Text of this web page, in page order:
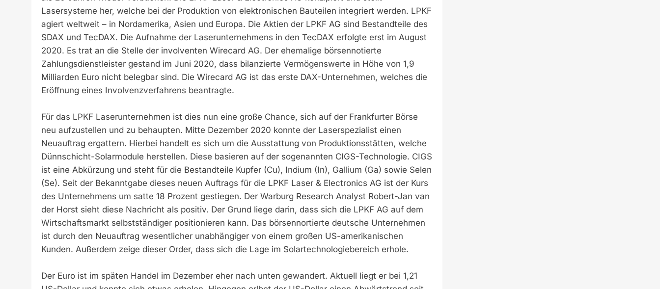
Lasersysteme her, welche bei der Produktion von elektronischen Bauteilen integriert werden. LPKF
agiert weltweit – in Nordamerika, Asien und Europa. Die Aktien der LPKF AG sind Bestandteile des
SDAX und TecDAX. Die Aufnahme der Laserunternehmens in den TecDAX erfolgte erst im August
2020. Es trat an die Stelle der involventen Wirecard AG. Der ehemalige börsennotierte
Zahlungsdienstleister gestand im Juni 2020, dass bilanzierte Vermögenswerte in Höhe von 1,9
Milliarden Euro nicht belegbar sind. Die Wirecard AG ist das erste DAX-Unternehmen, welches die
Eröffnung eines Involvenzverfahrens beantragte.
Für das LPKF Laserunternehmen ist dies nun eine große Chance, sich auf der Frankfurter Börse
neu aufzustellen und zu behaupten. Mitte Dezember 2020 konnte der Laserspezialist einen
Neuauftrag ergattern. Hierbei handelt es sich um die Ausstattung von Produktionsstätten, welche
Dünnschicht-Solarmodule herstellen. Diese basieren auf der sogenannten CIGS-Technologie. CIGS
ist eine Abkürzung und steht für die Bestandteile Kupfer (Cu), Indium (In), Gallium (Ga) sowie Selen
(Se). Seit der Bekanntgabe dieses neuen Auftrags für die LPKF Laser & Electronics AG ist der Kurs
des Unternehmens um satte 18 Prozent gestiegen. Der Warburg Research Analyst Robert-Jan van
der Horst sieht diese Nachricht als positiv. Der Grund liege darin, dass sich die LPKF AG auf dem
Wirtschaftsmarkt selbstständiger positionieren kann. Das börsennortierte deutsche Unternehmen
ist durch den Neuauftrag wesentlicher unabhängiger von einem großen US-amerikanischen
Kunden. Außerdem zeige dieser Order, dass sich die Lage im Solartechnologiebereich erhole.
Der Euro ist im späten Handel im Dezember eher nach unten gewandert. Aktuell liegt er bei 1,21